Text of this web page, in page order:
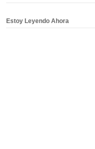
Estoy Leyendo Ahora